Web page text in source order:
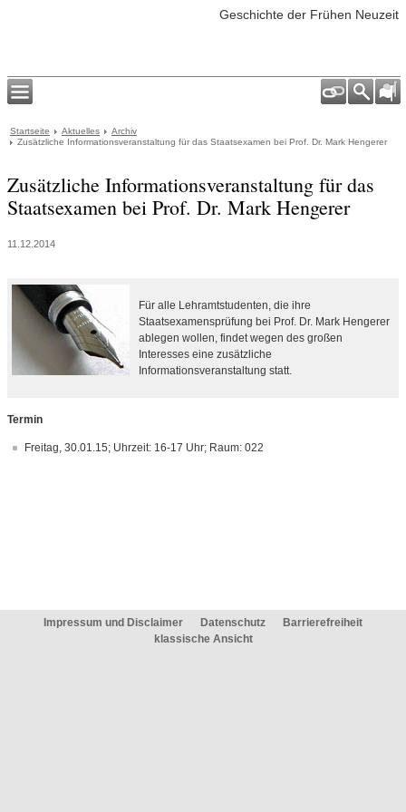
Geschichte der Frühen Neuzeit
Startseite Aktuelles
Archiv
Zusätzliche Informationsveranstaltung für das Staatsexamen bei Prof. Dr. Mark Hengerer
Zusätzliche Informationsveranstaltung für das
Staatsexamen bei Prof. Dr. Mark Hengerer
11.12.2014
Für alle Lehramtstudenten, die ihre
Staatsexamensprüfung bei Prof. Dr. Mark Hengerer
ablegen wollen, findet wegen des großen
Interesses eine zusätzliche
Informationsveranstaltung statt.
Termin
Freitag, 30.01.15; Uhrzeit: 16-17 Uhr; Raum: 022
Impressum und Disclaimer Datenschutz
Barrierefreiheit
klassische Ansicht